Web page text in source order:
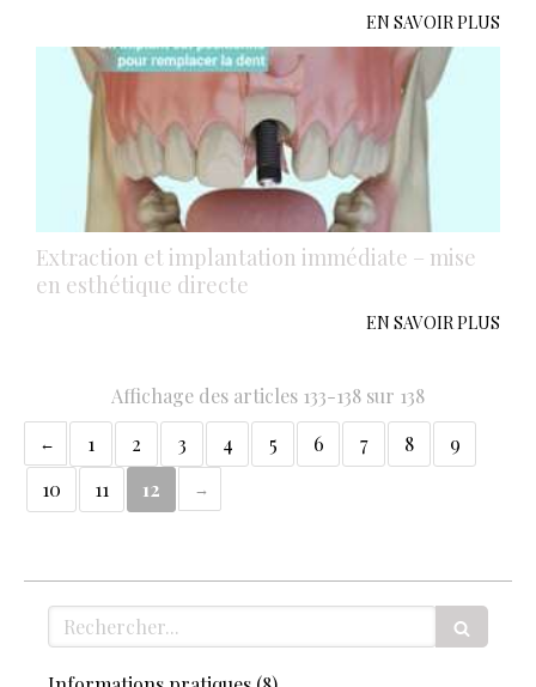
EN SAVOIR PLUS
Extraction et implantation immédiate – mise
en esthétique directe
EN SAVOIR PLUS
Affichage des articles 133-138 sur 138
1
2 3 4 5 6 7 8
9
10
11 12
Rechercher